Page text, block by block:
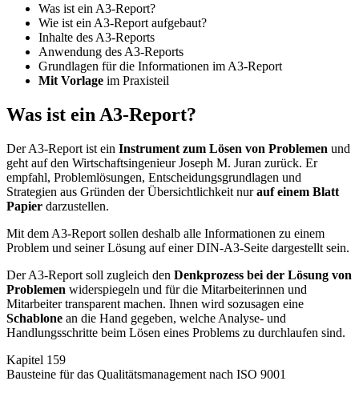
Was ist ein A3-Report?
Wie ist ein A3-Report aufgebaut?
Inhalte des A3-Reports
Anwendung des A3-Reports
Grundlagen für die Informationen im A3-Report
Mit Vorlage im Praxisteil
Was ist ein A3-Report?
Der A3-Report ist ein Instrument zum Lösen von Problemen und
geht auf den Wirtschaftsingenieur Joseph M. Juran zurück. Er
empfahl, Problemlösungen, Entscheidungsgrundlagen und
Strategien aus Gründen der Übersichtlichkeit nurauf einem Blatt
Papier darzustellen.
Mit dem A3-Report sollen deshalb alle Informationen zu einem
Problem und seiner Lösung auf einer DIN-A3-Seite dargestellt sein.
Der A3-Report soll zugleich den Denkprozess bei der Lösung von
Problemen widerspiegeln und für die Mitarbeiterinnen und
Mitarbeiter transparent machen. Ihnen wird sozusagen eine
Schablone an die Hand gegeben, welche Analyse- und
Handlungsschritte beim Lösen eines Problems zu durchlaufen sind.
Kapitel 159
Bausteine für das Qualitätsmanagement nach ISO 9001